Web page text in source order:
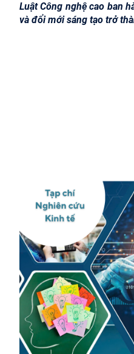
Luật Công nghệ cao ban
và đổi mới sáng tạo trở